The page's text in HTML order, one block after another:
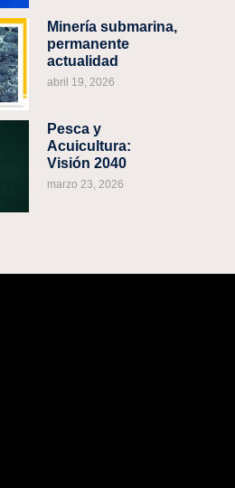
Minería submarina,
permanente
actualidad
abril 19, 2026
Pesca y
Acuicultura:
Visión 2040
marzo 23, 2026